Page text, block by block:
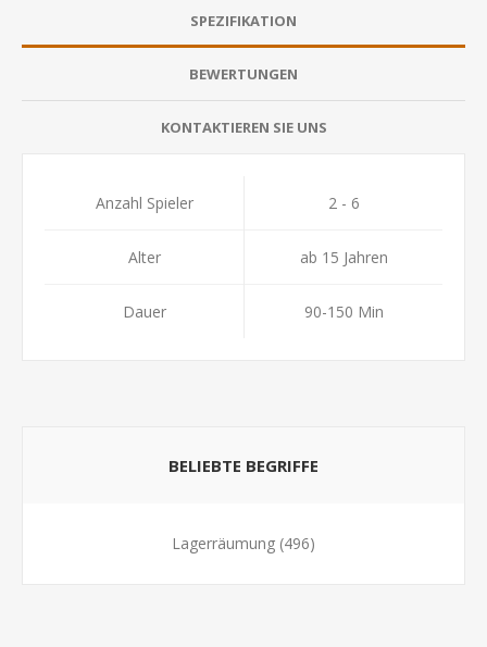
SPEZIFIKATION
BEWERTUNGEN
KONTAKTIEREN SIE UNS
Anzahl Spieler 2 - 6
Alter ab 15 Jahren
Dauer 90-150 Min
BELIEBTE BEGRIFFE
Lagerräumung (496)